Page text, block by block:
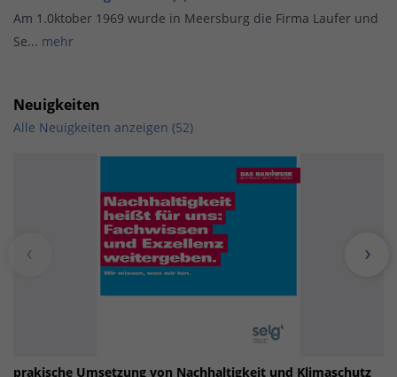
Am 1.0ktober 1969 wurde in Meersburg die Firma Laufer und
Se... mehr
Neuigkeiten
Alle Neuigkeiten anzeigen (52)
prakische Umsetzung von Nachhaltigkeit und Klimaschutz